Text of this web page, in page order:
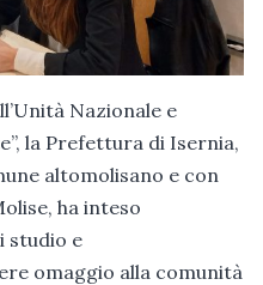
Nazionale e
la Prefettura di Isernia,
altomolisano e con
ha inteso
studio e
omaggio alla comunità